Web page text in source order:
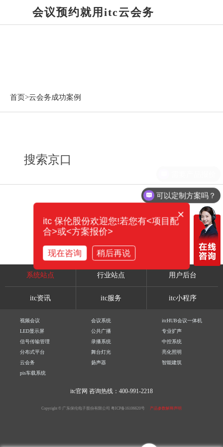
会议预约就用itc云会务
首页>云会务成功案例
搜索京口
系统站点 行业站点 用户后台
itc资讯 itc服务 itc小程序
视频会议 会议系统
itcHUB会议一体机
LED显示屏
公共广播
专业扩声
信号传输管理
录播系统
中控系统
分布式平台
舞台灯光
亮化照明
云会务
扬声器
智能建筑
pis车载系统
itc官网 咨询热线：400-991-2218
Copyright © 广东保伦电子股份有限公司 粤ICP备16106620号 产品参数解释声明
可以定制方案吗？
×
itc 保伦股份欢迎您!若您有<项目配
合>或<方案报价>
现在咨询 稍后再说